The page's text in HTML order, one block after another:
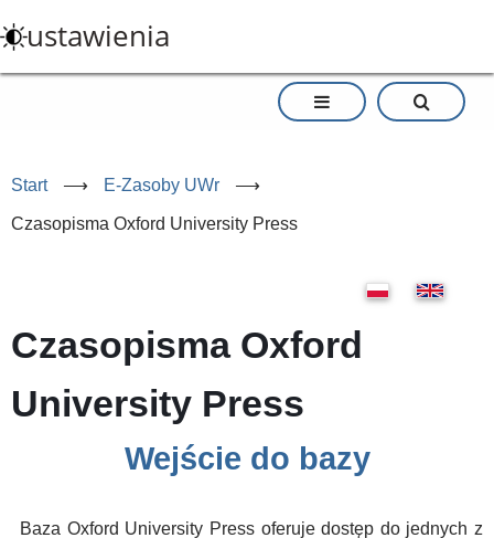
do
treści
ustawienia
Start ⟶ E-Zasoby UWr ⟶
Czasopisma Oxford University Press
Czasopisma Oxford
University Press
Wejście do bazy
Baza Oxford University Press oferuje dostęp do jednych z